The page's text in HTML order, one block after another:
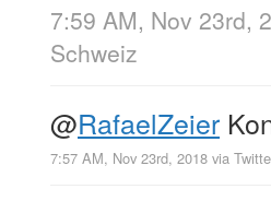
7:59 AM, Nov 23rd,
Schweiz
@RafaelZeier
7:57 AM, Nov 23rd, 2018 via